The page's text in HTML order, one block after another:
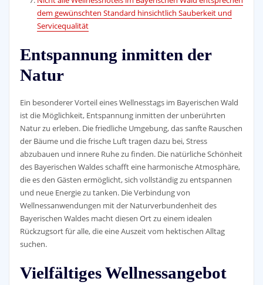
dem gewünschten Standard hinsichtlich Sauberkeit und
Servicequalität
Entspannung inmitten der
Natur
Ein besonderer Vorteil eines Wellnesstags im Bayerischen Wald
ist die Möglichkeit, Entspannung inmitten der unberührten
Natur zu erleben. Die friedliche Umgebung, das sanfte Rauschen
der Bäume und die frische Luft tragen dazu bei, Stress
abzubauen und innere Ruhe zu finden. Die natürliche Schönheit
des Bayerischen Waldes schafft eine harmonische Atmosphäre,
die es den Gästen ermöglicht, sich vollständig zu entspannen
und neue Energie zu tanken. Die Verbindung von
Wellnessanwendungen mit der Naturverbundenheit des
Bayerischen Waldes macht diesen Ort zu einem idealen
Rückzugsort für alle, die eine Auszeit vom hektischen Alltag
suchen.
Vielfältiges Wellnessangebot